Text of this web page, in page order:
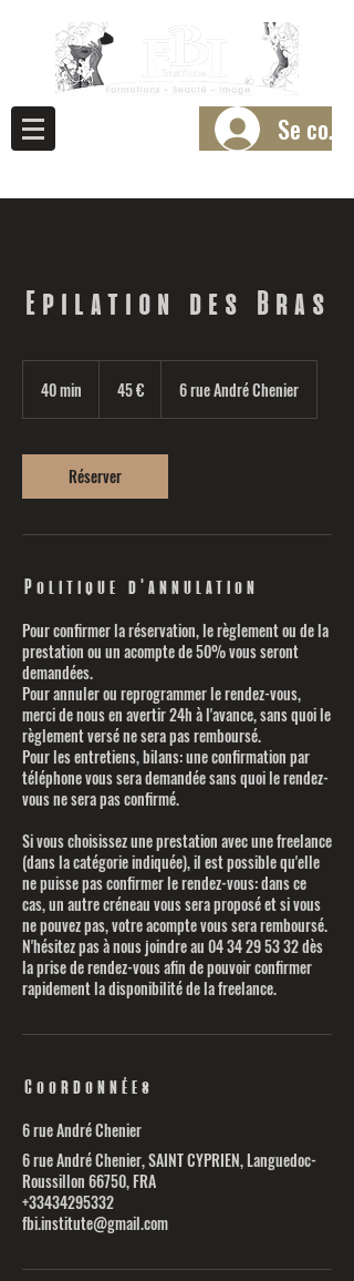
Se
Epilation des Bras
40 min
i
n
45 € 6 rue André Chenier
Réserver
Politique d'annulation
Pour confirmer la réservation, le règlement ou de la
prestation ou un acompte de 50% vous seront
demandées.
Pour annuler ou reprogrammer le rendez-vous,
merci de nous en avertir 24h à l'avance, sans quoi le
règlement versé ne sera pas remboursé.
Pour les entretiens, bilans: une confirmation par
téléphone vous sera demandée sans quoi le rendez-
vous ne sera pas confirmé.
Si vous choisissez une prestation avec une freelance
(dans la catégorie indiquée), il est possible qu'elle
ne puisse pas confirmer le rendez-vous: dans ce
cas, un autre créneau vous sera proposé et si vous
ne pouvez pas, votre acompte vous sera remboursé.
N'hésitez pas à nous joindre au 04 34 29 53 32 dès
la prise de rendez-vous afin de pouvoir confirmer
rapidement la disponibilité de la freelance.
Coordonnées
6 rue André Chenier
6 rue André Chenier, SAINT CYPRIEN, Languedoc-
Roussillon 66750, FRA
+33434295332
fbi.institute@gmail.com